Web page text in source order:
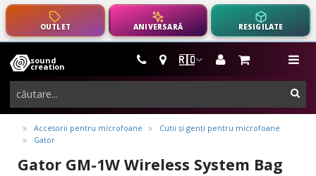
OUTLET ANIVERSARĂ RESIGILATE
🇷🇴
sound
creation
instrumente
muzicale,
echipamente
pro-
audio
Accesorii pentru microfoane
Cutii și genți pentru microfoane
Gator
Gator GM-1W Wireless System Bag